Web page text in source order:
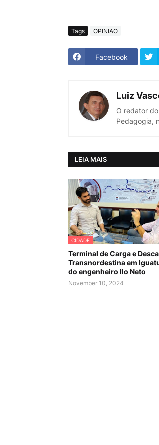
Tags OPINIAO
Facebook
Luiz
O redator
Pedagogia,
LEIA MAIS
CIDADE
Terminal de Carga e
Transnordestina em
do engenheiro Ilo Neto
November 10, 2024